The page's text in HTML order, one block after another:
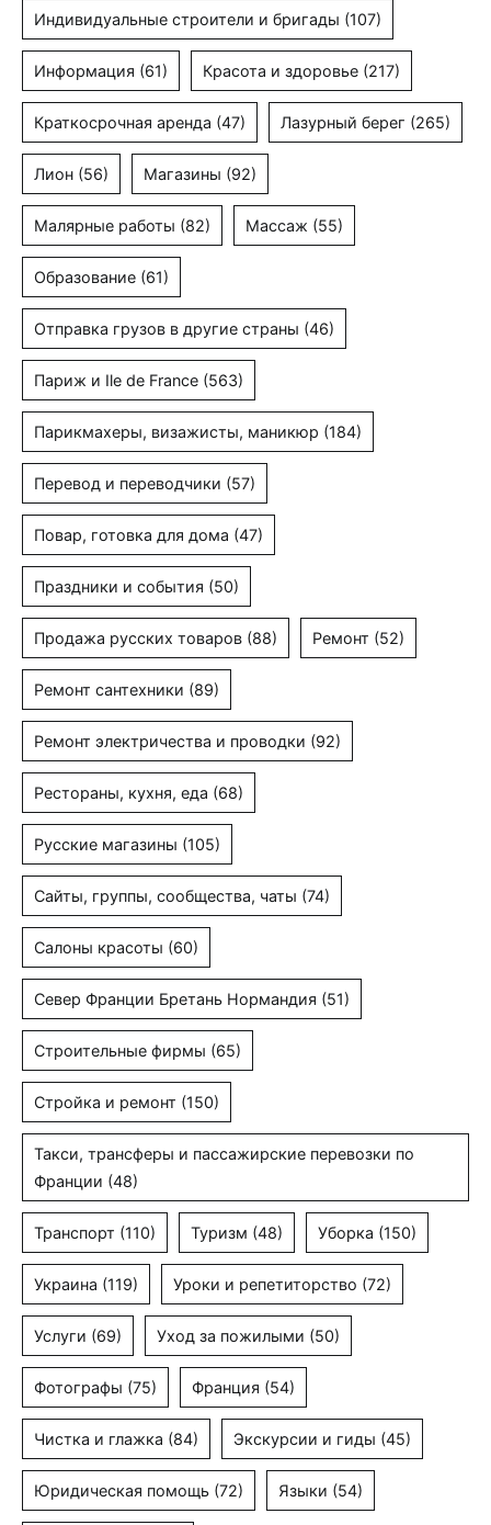
Индивидуальные строители и бригады (107)
Информация (61) Красота и здоровье (217)
Краткосрочная аренда (47) Лазурный берег (265)
Лион (56) Магазины (92)
Малярные работы (82) Массаж (55)
Образование (61)
Отправка грузов в другие страны (46)
Париж и Ile de France (563)
Парикмахеры, визажисты, маникюр (184)
Перевод и переводчики (57)
Повар, готовка для дома (47)
Праздники и события (50)
Продажа русских товаров (88) Ремонт (52)
Ремонт сантехники (89)
Ремонт электричества и проводки (92)
Рестораны, кухня, еда (68)
Русские магазины (105)
Сайты, группы, сообщества, чаты (74)
Салоны красоты (60)
Север Франции Бретань Нормандия (51)
Строительные фирмы (65)
Стройка и ремонт (150)
Такси, трансферы и пассажирские перевозки по
Франции (48)
Транспорт (110) Туризм (48) Уборка (150)
Украина (119) Уроки и репетиторство (72)
Услуги (69) Уход за пожилыми (50)
Фотографы (75) Франция (54)
Чистка и глажка (84) Экскурсии и гиды (45)
Юридическая помощь (72) Языки (54)